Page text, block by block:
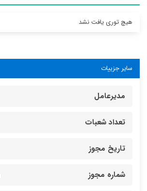
هیچ توری یافت نشد
سایر جزییات
مدیرعامل
تعداد شعبات
تاریخ مجوز
شماره مجوز